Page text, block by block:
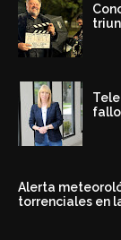
Alerta
torrenciales en